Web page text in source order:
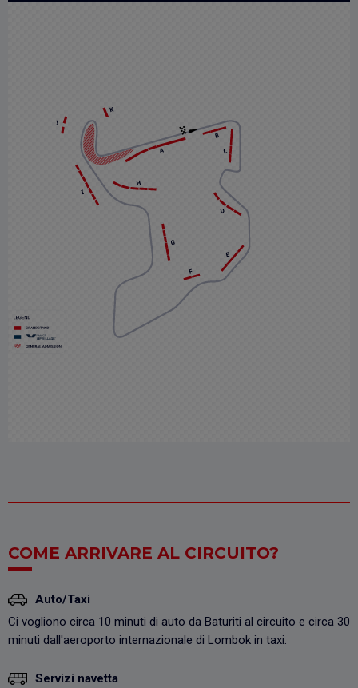
COME ARRIVARE AL CIRCUITO?
Auto/Taxi
Ci vogliono circa 10 minuti di auto da Baturiti al circuito e circa 30
minuti dall'aeroporto internazionale di Lombok in taxi.
Servizi navetta